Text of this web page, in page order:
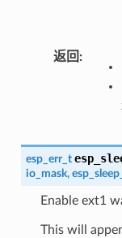
返回 :
esp_err_t
io_mask,
Enable ext1
This will